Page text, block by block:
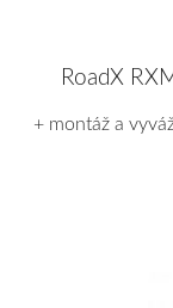
RoadX
+ montáž a